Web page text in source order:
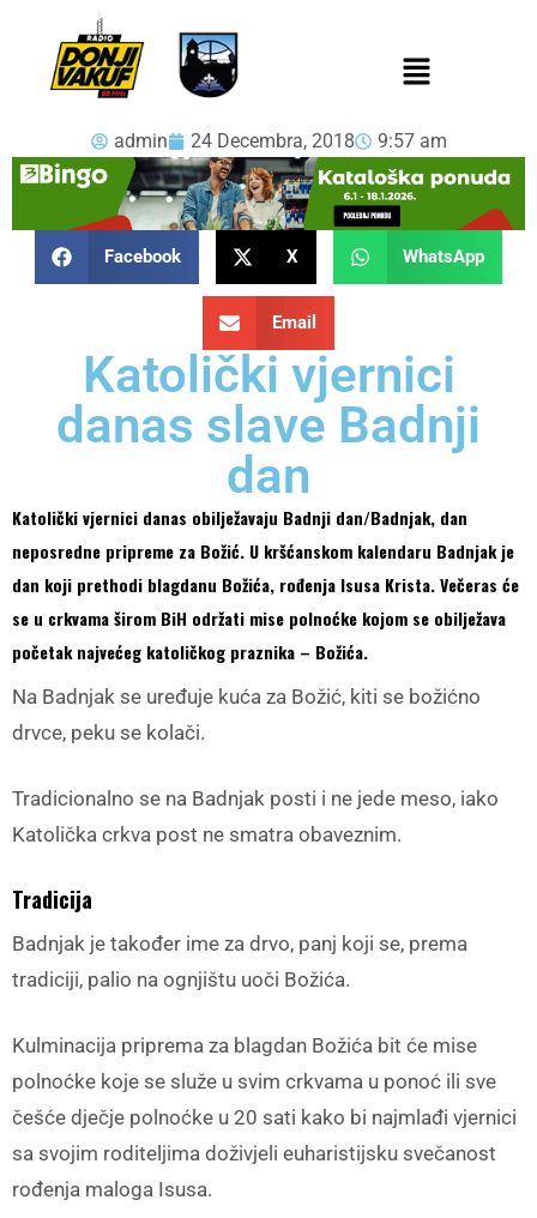
admin 24 Decembra, 2018 9:57 am
Facebook X WhatsApp
Email
Katolički vjernici
danas slave Badnji
dan
Katolički vjernici danas obilježavaju Badnji dan/Badnjak, dan
neposredne pripreme za Božić. U kršćanskom kalendaru Badnjak je
dan koji prethodi blagdanu Božića, rođenja Isusa Krista. Večeras će
se u crkvama širom BiH održati mise polnoćke kojom se obilježava
početak najvećeg katoličkog praznika – Božića.
Na Badnjak se uređuje kuća za Božić, kiti se božićno
drvce, peku se kolači.
Tradicionalno se na Badnjak posti i ne jede meso, iako
Katolička crkva post ne smatra obaveznim.
Tradicija
Badnjak je također ime za drvo, panj koji se, prema
tradiciji, palio na ognjištu uoči Božića.
Kulminacija priprema za blagdan Božića bit će mise
polnoćke koje se služe u svim crkvama u ponoć ili sve
češće dječje polnoćke u 20 sati kako bi najmlađi vjernici
sa svojim roditeljima doživjeli euharistijsku svečanost
rođenja maloga Isusa.